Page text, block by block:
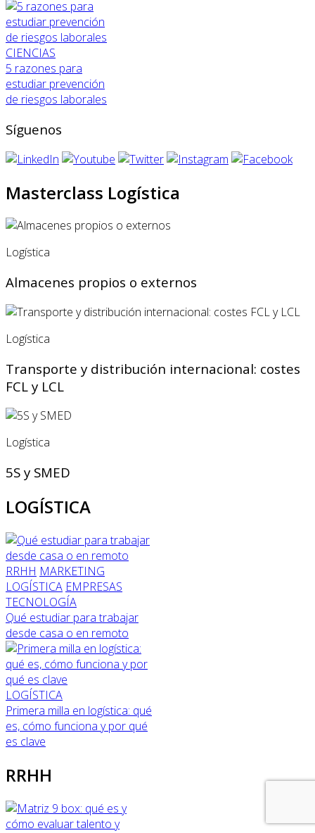
CIENCIAS
5 razones para
estudiar prevención
de riesgos laborales
Síguenos
Masterclass Logística
Logística
Almacenes propios o externos
Logística
Transporte y distribución internacional: costes
FCL y LCL
Logística
5S y SMED
LOGÍSTICA
RRHH MARKETING
LOGÍSTICA EMPRESAS
TECNOLOGÍA
Qué estudiar para trabajar
desde casa o en remoto
LOGÍSTICA
Primera milla en logística: qué
es, cómo funciona y por qué
es clave
RRHH